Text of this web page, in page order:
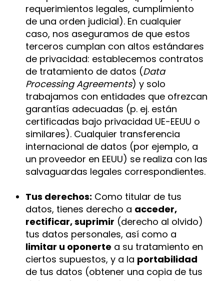
requerimientos legales, cumplimiento
de una orden judicial). En cualquier
caso, nos aseguramos de que estos
terceros cumplan con altos estándares
de privacidad: establecemos contratos
de tratamiento de datos (Data
Processing Agreements) y solo
trabajamos con entidades que ofrezcan
garantías adecuadas (p. ej. están
certificadas bajo privacidad UE-EEUU o
similares). Cualquier transferencia
internacional de datos (por ejemplo, a
un proveedor en EEUU) se realiza con las
salvaguardas legales correspondientes.
Tus derechos: Como titular de tus
datos, tienes derecho a acceder,
rectificar, suprimir (derecho al olvido)
tus datos personales, así como a
limitar u oponerte a su tratamiento en
ciertos supuestos, y a la portabilidad
de tus datos (obtener una copia de tus